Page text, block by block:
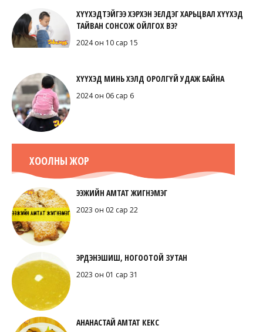
ХҮҮХЭДТЭЙГЭЭ ХЭРХЭН ЭЕЛДЭГ ХАРЬЦВАЛ ХҮҮХЭД
ТАЙВАН СОНСОЖ ОЙЛГОХ ВЭ?
2024 он 10 сар 15
ХҮҮХЭД МИНЬ ХЭЛД ОРОЛГҮЙ УДАЖ БАЙНА
2024 он 06 сар 6
ХООЛНЫ ЖОР
ЭЭЖИЙН АМТАТ ЖИГНЭМЭГ
2023 он 02 сар 22
ЭРДЭНЭШИШ, НОГООТОЙ ЗУТАН
2023 он 01 сар 31
АНАНАСТАЙ АМТАТ КЕКС